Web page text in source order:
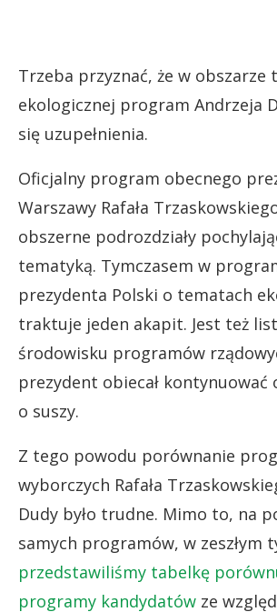
Trzeba przyznać, że w obszarze
ekologicznej program Andrzeja
się uzupełnienia.
Oficjalny program obecnego
Warszawy Rafała
obszerne podrozdziały
tematyką. Tymczasem w
prezydenta Polski o tematach
traktuje jeden akapit. Jest też
środowisku programów
prezydent obiecał kontynuować
o suszy.
Z tego powodu porównanie
wyborczych Rafała
Dudy było trudne. Mimo to, na
samych programów, w zeszłym
przedstawiliśmy tabelkę
programy kandydatów ze